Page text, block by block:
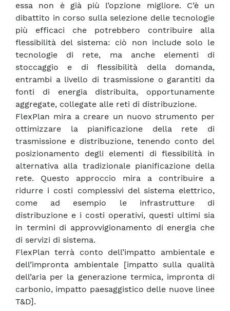
essa non è già più l’opzione migliore. C’è un
dibattito in corso sulla selezione delle tecnologie
più efficaci che potrebbero contribuire alla
flessibilità del sistema: ciò non include solo le
tecnologie di rete, ma anche elementi di
stoccaggio e di flessibilità della domanda,
entrambi a livello di trasmissione o garantiti da
fonti di energia distribuita, opportunamente
aggregate, collegate alle reti di distribuzione.
FlexPlan mira a creare un nuovo strumento per
ottimizzare la pianificazione della rete di
trasmissione e distribuzione, tenendo conto del
posizionamento degli elementi di flessibilità in
alternativa alla tradizionale pianificazione della
rete. Questo approccio mira a contribuire a
ridurre i costi complessivi del sistema elettrico,
come ad esempio le infrastrutture di
distribuzione e i costi operativi, questi ultimi sia
in termini di approvvigionamento di energia che
di servizi di sistema.
FlexPlan terrà conto dell’impatto ambientale e
dell’impronta ambientale [impatto sulla qualità
dell’aria per la generazione termica, impronta di
carbonio, impatto paesaggistico delle nuove linee
T&D].